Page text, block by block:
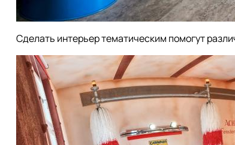
Сделать интерьер тематическим помогут